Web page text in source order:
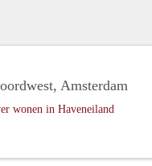
Amsterdam
wonen in Haveneiland